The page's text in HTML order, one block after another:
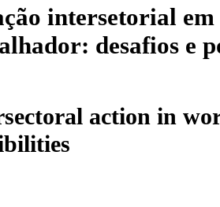
intersetorial em
desafios e
action in